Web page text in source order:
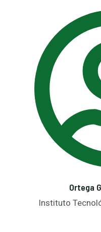
Ortega
Instituto